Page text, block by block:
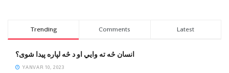
Trending Comments Latest
انسان څه ته وایي او د څه لپاره پیدا شوی؟
YANVAR 10, 2023